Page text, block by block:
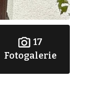
17
Fotogalerie